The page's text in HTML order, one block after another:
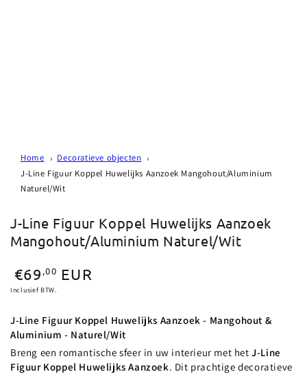
Home
Decoratieve objecten
J-Line Figuur Koppel Huwelijks Aanzoek Mangohout/Aluminium
Naturel/Wit
J-Line Figuur Koppel Huwelijks Aanzoek
Mangohout/Aluminium Naturel/Wit
Normale
prijs
€69 ,00 EUR
Inclusief BTW.
J-Line Figuur Koppel Huwelijks Aanzoek - Mangohout &
Aluminium - Naturel/Wit
Breng een romantische sfeer in uw interieur met hetJ-Line
Figuur Koppel Huwelijks Aanzoek. Dit prachtige decoratieve